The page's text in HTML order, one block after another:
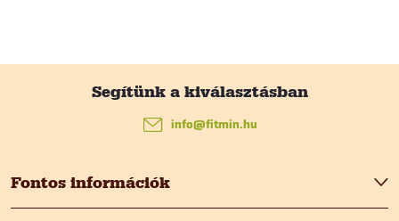
bFontos információk
info@fitmin.hu